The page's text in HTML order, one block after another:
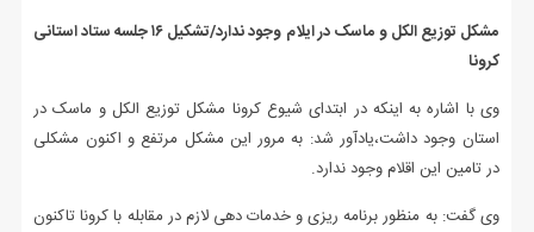
مشکل توزیع الکل و ماسک در ایلام وجود ندارد/تشکیل ۱۶ جلسه ستاد استانی
کرونا
وی با اشاره به اینکه در ابتدای شیوع کرونا مشکل توزیع الکل و ماسک در
استان وجود داشت،یادآور شد: به مرور این مشکل مرتفع و اکنون مشکلی
در تامین این اقلام وجود ندارد.
وی گفت: به منظور برنامه ریزی و خدمات دهی لازم در مقابله با کرونا تاکنون